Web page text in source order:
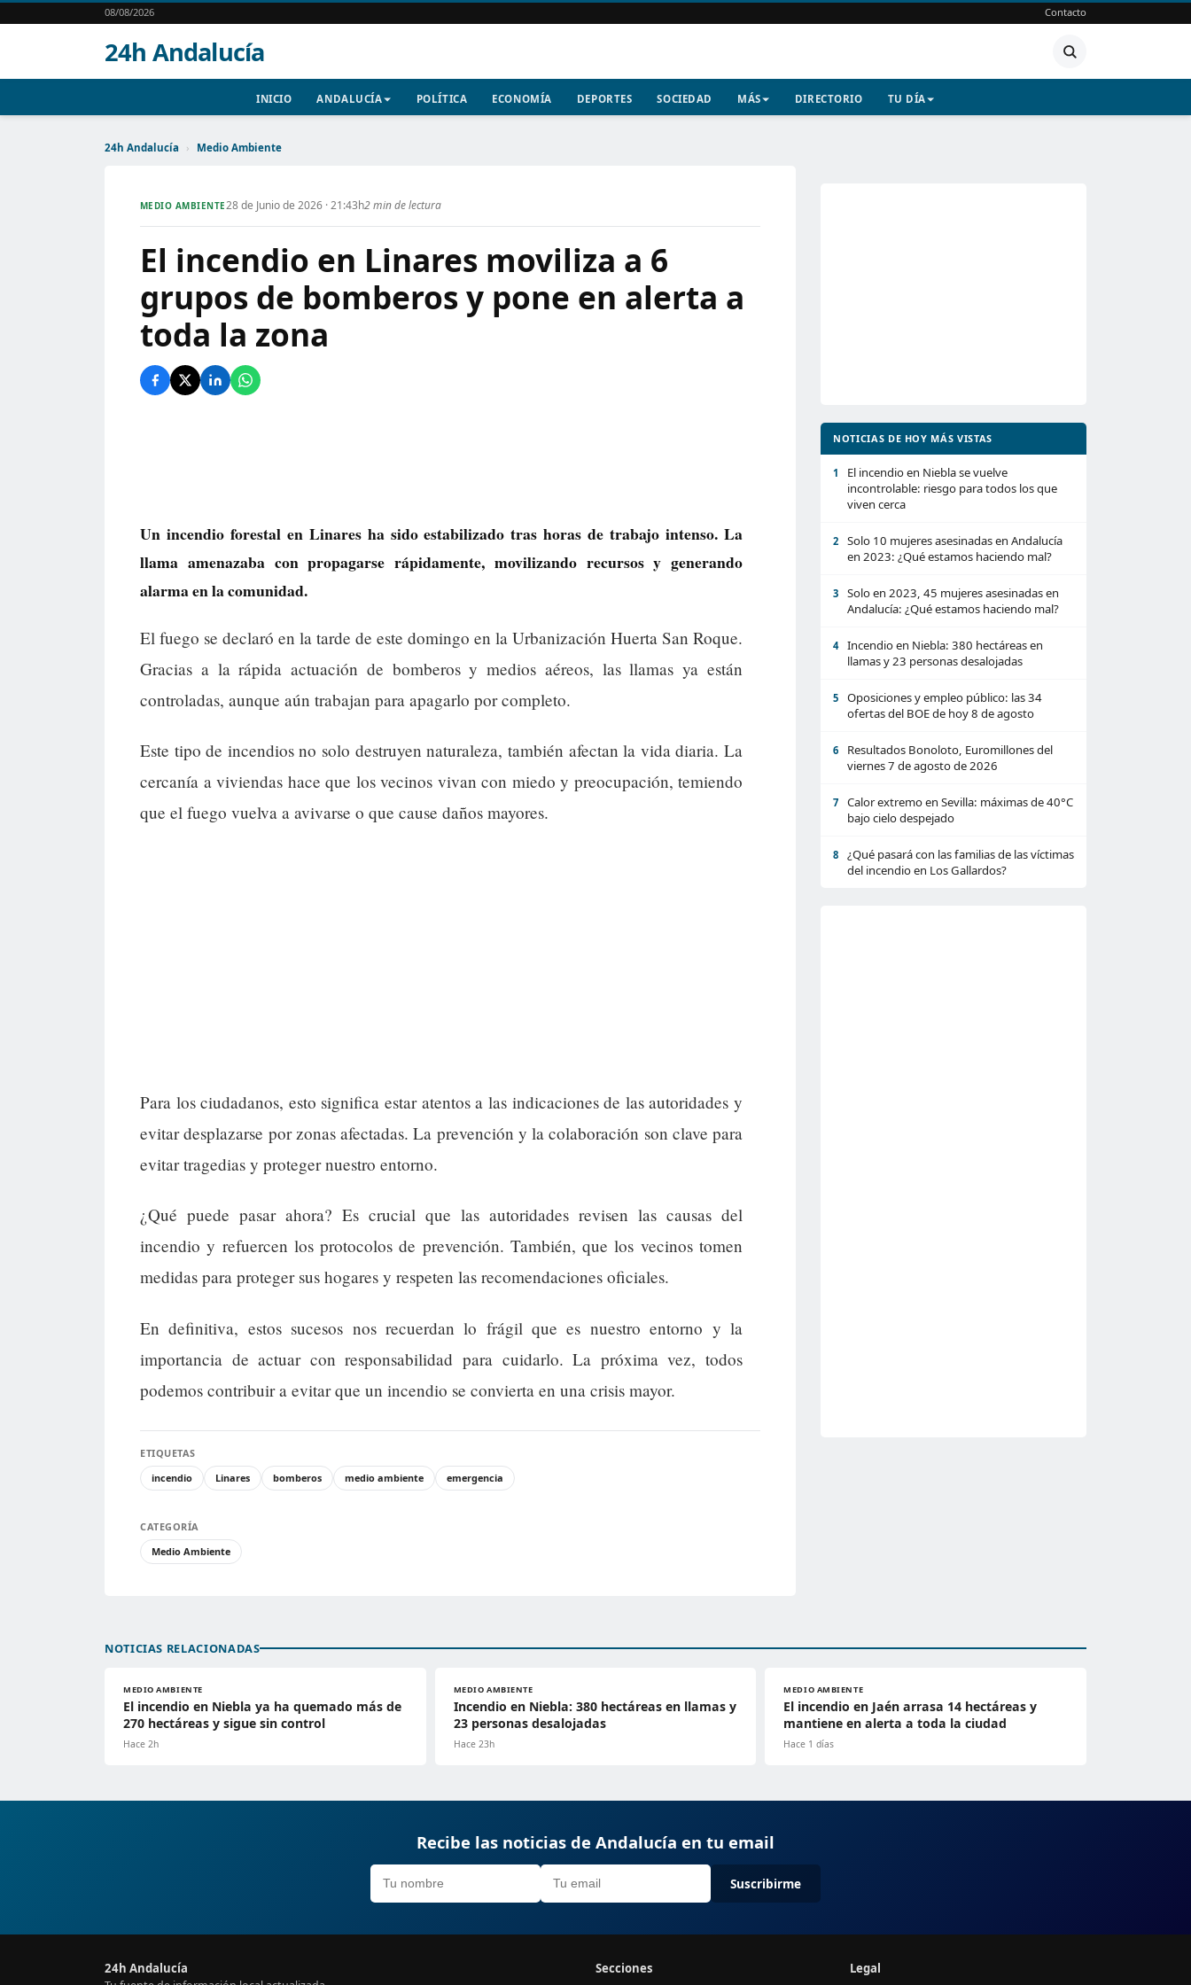
08/08/2026 Contacto
24h Andalucía
INICIO ANDALUCÍA POLÍTICA ECONOMÍA DEPORTES SOCIEDAD MÁS DIRECTORIO TU DÍA
24h Andalucía › Medio Ambiente
MEDIO AMBIENTE28 de Junio de 2026 · 21:43h2 min de lectura
El incendio en Linares moviliza a 6
grupos de bomberos y pone en alerta a
toda la zona
Un incendio forestal en Linares ha sido estabilizado tras horas de trabajo intenso. La
llama amenazaba con propagarse rápidamente, movilizando recursos y generando
alarma en la comunidad.
El fuego se declaró en la tarde de este domingo en la Urbanización Huerta San Roque.
Gracias a la rápida actuación de bomberos y medios aéreos, las llamas ya están
controladas, aunque aún trabajan para apagarlo por completo.
Este tipo de incendios no solo destruyen naturaleza, también afectan la vida diaria. La
cercanía a viviendas hace que los vecinos vivan con miedo y preocupación, temiendo
que el fuego vuelva a avivarse o que cause daños mayores.
Para los ciudadanos, esto significa estar atentos a las indicaciones de las autoridades y
evitar desplazarse por zonas afectadas. La prevención y la colaboración son clave para
evitar tragedias y proteger nuestro entorno.
¿Qué puede pasar ahora? Es crucial que las autoridades revisen las causas del
incendio y refuercen los protocolos de prevención. También, que los vecinos tomen
medidas para proteger sus hogares y respeten las recomendaciones oficiales.
En definitiva, estos sucesos nos recuerdan lo frágil que es nuestro entorno y la
importancia de actuar con responsabilidad para cuidarlo. La próxima vez, todos
podemos contribuir a evitar que un incendio se convierta en una crisis mayor.
ETIQUETAS
incendio
Linares bomberos medio ambiente emergencia
CATEGORÍA
Medio Ambiente
NOTICIAS DE HOY MÁS VISTAS
1
El incendio en Niebla se vuelve
incontrolable: riesgo para todos los que
viven cerca
2
Solo 10 mujeres asesinadas en Andalucía
en 2023: ¿Qué estamos haciendo mal?
3
Solo en 2023, 45 mujeres asesinadas en
Andalucía: ¿Qué estamos haciendo mal?
4
Incendio en Niebla: 380 hectáreas en
llamas y 23 personas desalojadas
5
Oposiciones y empleo público: las 34
ofertas del BOE de hoy 8 de agosto
6
Resultados Bonoloto, Euromillones del
viernes 7 de agosto de 2026
7
Calor extremo en Sevilla: máximas de 40°C
bajo cielo despejado
8
¿Qué pasará con las familias de las víctimas
del incendio en Los Gallardos?
NOTICIAS RELACIONADAS
MEDIO AMBIENTE
El incendio en Niebla ya ha quemado más de
270 hectáreas y sigue sin control
Hace 2h
MEDIO AMBIENTE
Incendio en Niebla: 380 hectáreas en llamas y
23 personas desalojadas
Hace 23h
MEDIO AMBIENTE
El incendio en Jaén arrasa 14 hectáreas y
mantiene en alerta a toda la ciudad
Hace 1 días
Recibe las noticias de Andalucía en tu email
Suscribirme
24h Andalucía Secciones Legal